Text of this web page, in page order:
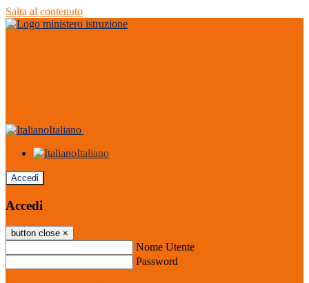
Salta al contenuto
Italiano
Italiano
Accedi
Accedi
button close ×
Nome Utente
Password